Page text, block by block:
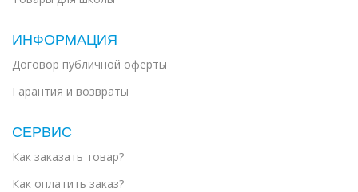
ИНФОРМАЦИЯ
Договор публичной оферты
Гарантия и возвраты
СЕРВИС
Как заказать товар?
Как оплатить заказ?